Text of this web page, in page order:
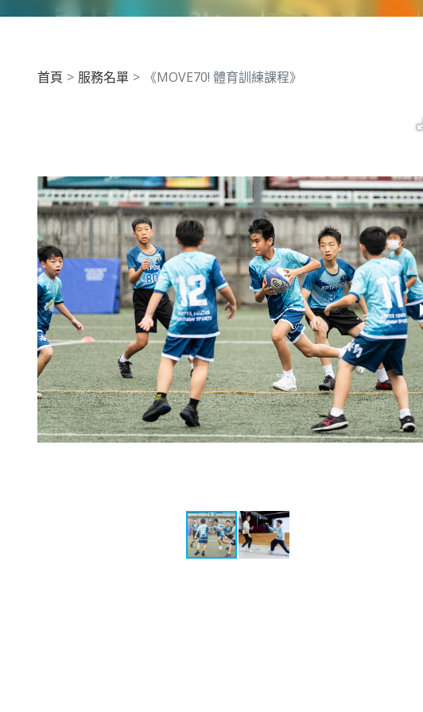
首頁 服務名單 《MOVE70! 體育訓練課程》